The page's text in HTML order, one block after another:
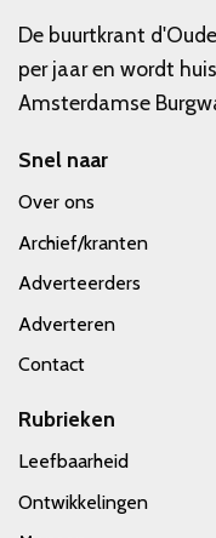
De buurtkrant
per jaar en wordt
Amsterdamse
Snel naar
Over ons
Archief/kranten
Adverteerders
Adverteren
Contact
Rubrieken
Leefbaarheid
Ontwikkelingen